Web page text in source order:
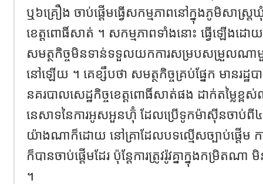
ឬ៦គ្រឿង ចាប់ផ្តើមធ្វើសកម្មភាពនៅក្នុងភូមិសាស្
ខេត្តពោធិ៍សាត់ ។ សកម្មភាពទាំងនោះ ធ្វើឡើងដ
សមត្ថកិច្ចមិនទាន់ទទួលយកការសម្របសម្រួលណ
នៅឡើយ ។ គេខ្សឹបថា សមត្ថកិច្ចគ្រប់ផ្នែក មានរដ្
នគរបាលសេដ្ឋកិច្ចខេត្តពោធិ៍សាត់ផង ដាក់តម្លៃខ្
នេសាទនៃការអូសអួនហ៊ុំ ដែលប្រើទូកម៉ាស៊ីនចាប់ពី
យ៉ាងណាក៏ដោយ នៅគ្រាដែលបទល្មើសច្បាប់ផ្តើ
ក៏បានចាប់ផ្តើមដែរ ប៉ុន្តែការត្រូវរ៉ូវគ្នាក្នុងកម្រិ
។